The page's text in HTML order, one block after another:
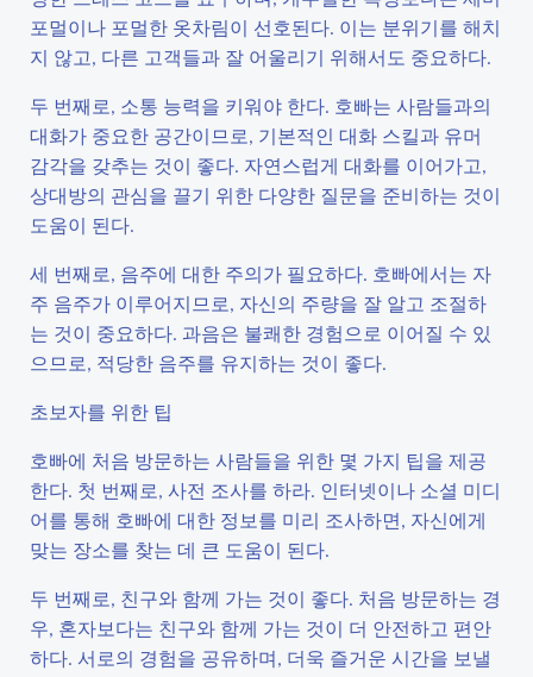
포멀이나 포멀한 옷차림이 선호된다. 이는 분위기를 해치
지 않고, 다른 고객들과 잘 어울리기 위해서도 중요하다.
두 번째로, 소통 능력을 키워야 한다. 호빠는 사람들과의
대화가 중요한 공간이므로, 기본적인 대화 스킬과 유머
감각을 갖추는 것이 좋다. 자연스럽게 대화를 이어가고,
상대방의 관심을 끌기 위한 다양한 질문을 준비하는 것이
도움이 된다.
세 번째로, 음주에 대한 주의가 필요하다. 호빠에서는 자
주 음주가 이루어지므로, 자신의 주량을 잘 알고 조절하
는 것이 중요하다. 과음은 불쾌한 경험으로 이어질 수 있
으므로, 적당한 음주를 유지하는 것이 좋다.
초보자를 위한 팁
호빠에 처음 방문하는 사람들을 위한 몇 가지 팁을 제공
한다. 첫 번째로, 사전 조사를 하라. 인터넷이나 소셜 미디
어를 통해 호빠에 대한 정보를 미리 조사하면, 자신에게
맞는 장소를 찾는 데 큰 도움이 된다.
두 번째로, 친구와 함께 가는 것이 좋다. 처음 방문하는 경
우, 혼자보다는 친구와 함께 가는 것이 더 안전하고 편안
하다. 서로의 경험을 공유하며, 더욱 즐거운 시간을 보낼